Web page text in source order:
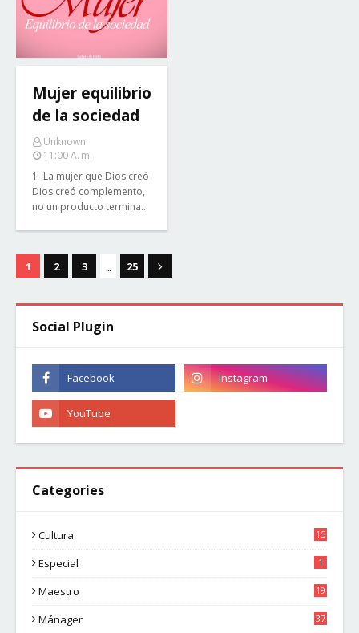
Mujer equilibrio
de la sociedad
Unknown
11:00 A. M.
1- La mujer que Dios creó
Dios creó complemento,
no un producto termina…
1 2 3 ... 25
Social Plugin
Categories
Cultura 15
Especial 1
Maestro 19
Mánager 37